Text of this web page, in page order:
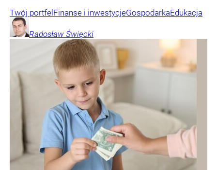
Twój portfelFinanse i inwestycjeGospodarkaEdukacja
Radosław Święcki